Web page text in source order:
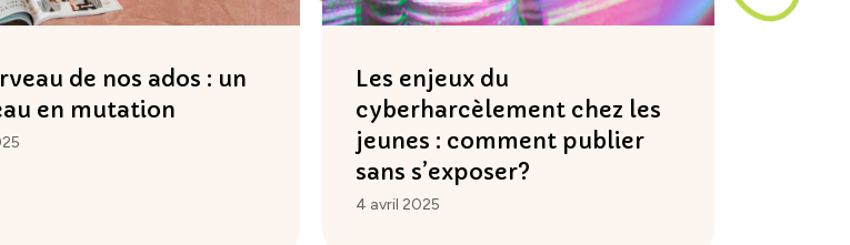
de nos ados : un
en mutation
Les enjeux du
cyberharcèlement chez les
jeunes : comment publier
sans s’exposer?
4 avril 2025